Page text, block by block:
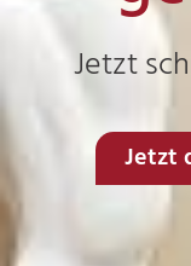
Jetzt
Jetzt